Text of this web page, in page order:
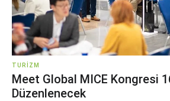
TURIZM
Meet Global MICE Kongresi
Düzenlenecek